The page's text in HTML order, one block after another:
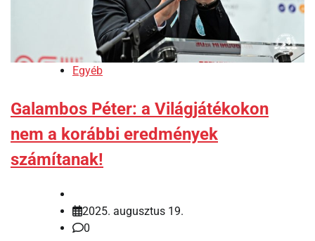
Egyéb
Galambos Péter: a Világjátékokon
nem a korábbi eredmények
számítanak!
2025. augusztus 19.
0